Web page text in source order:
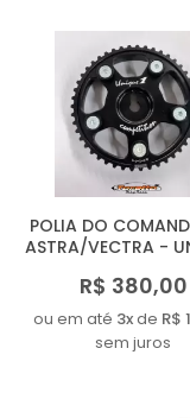
POLIA DO
ASTRA/VECTRA -
R$ 380,00
ou em até 3xde R$
sem juros